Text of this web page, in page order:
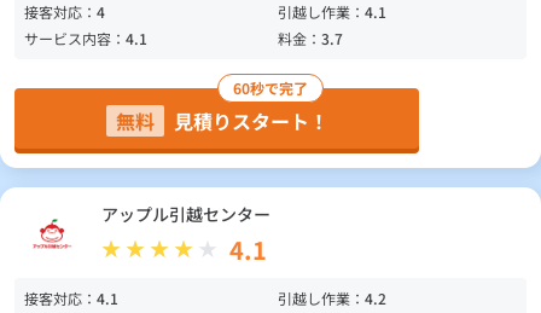
接客対応： 4 引越し作業： 4.1
サービス内容： 4.1 料金： 3.7
60秒で完了
無料 見積りスタート！
アップル引越センター
4.1
接客対応： 4.1 引越し作業： 4.2